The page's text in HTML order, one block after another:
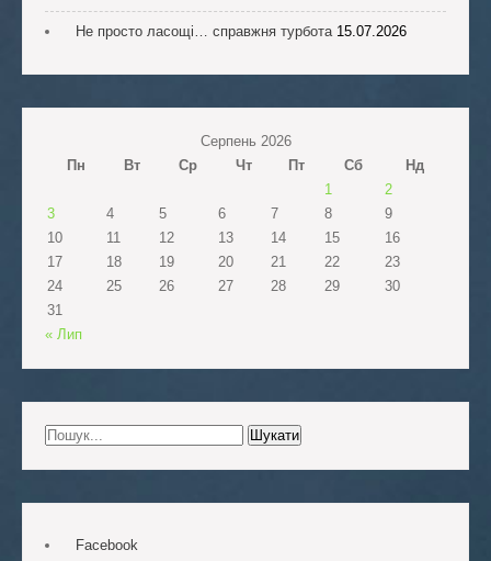
Не просто ласощі… справжня турбота 15.07.2026
Серпень 2026
Пн
Вт Ср Чт Пт Сб
Нд
1
2
3
4 5 6 7 8
9
10
11 12 13 14 15
16
17
18 19 20 21 22
23
24
25 26 27 28 29
30
31
« Лип
Facebook